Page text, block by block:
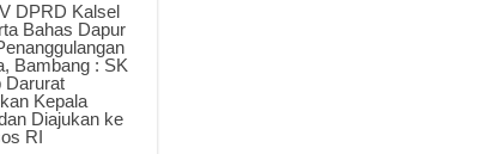
DPRD Kalsel
Bahas Dapur
Bambang : SK
Darurat
Kepala
Diajukan ke
RI